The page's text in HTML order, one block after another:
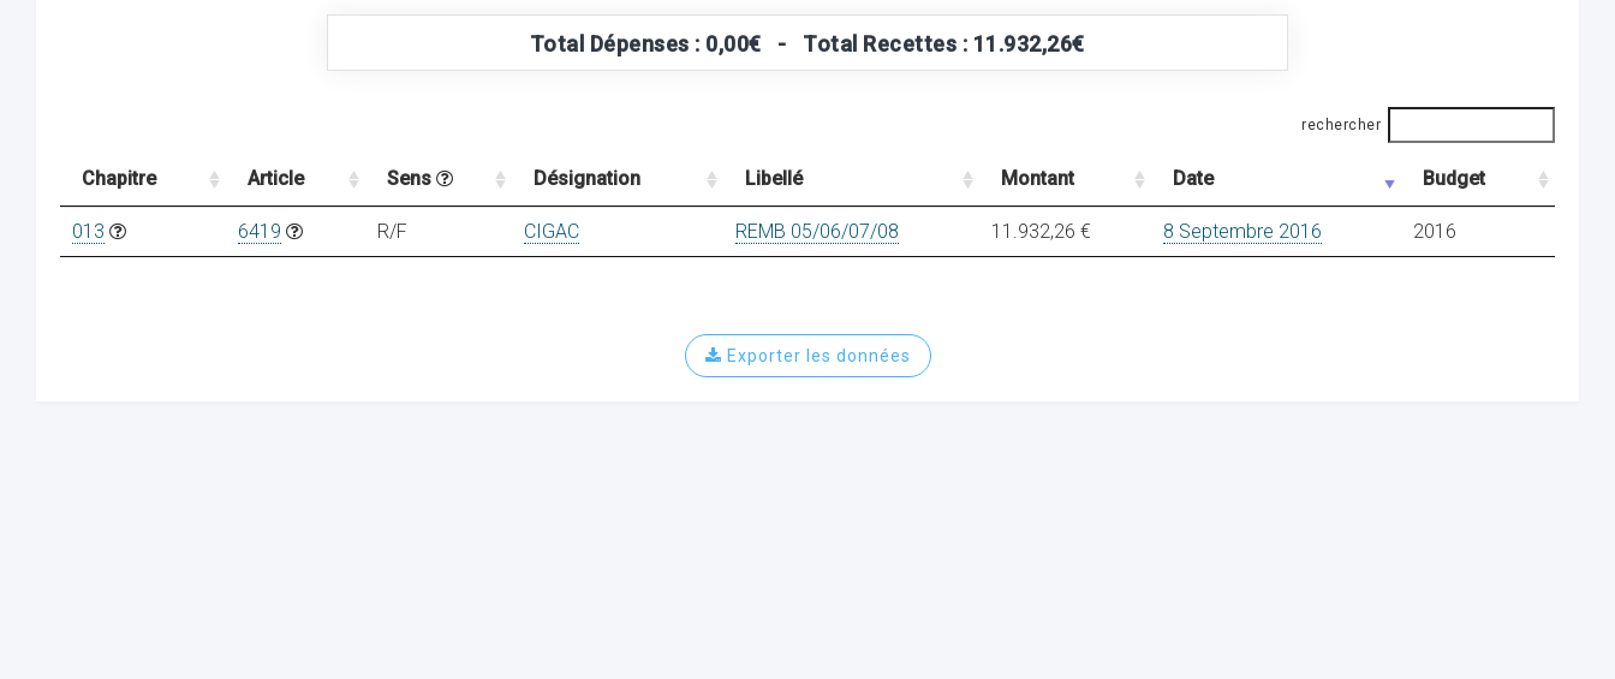
Total Dépenses : 0,00€ - Total Recettes : 11.932,26€
rechercher
Chapitre Article Sens Désignation Libellé Montant Date Budget
013 6419 R/F CIGAC REMB 05/06/07/08 11.932,26 € 8 Septembre 2016 2016
Exporter les données